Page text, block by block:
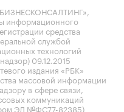
информационного
средства
службой
технологий
09.12.2015
издания «РБК»
массовой информации
в сфере связи,
коммуникаций
ЭЛ №ФС77-82385)